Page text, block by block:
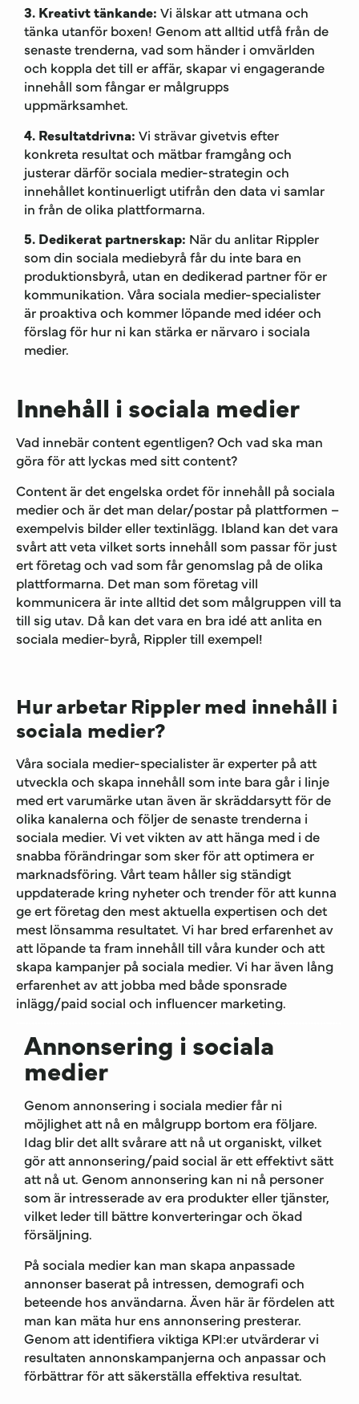
3. Kreativt tänkande: Vi älskar att utmana och
tänka utanför boxen! Genom att alltid utfå från de
senaste trenderna, vad som händer i omvärlden
och koppla det till er affär, skapar vi engagerande
innehåll som fångar er målgrupps
uppmärksamhet.
4. Resultatdrivna: Vi strävar givetvis efter
konkreta resultat och mätbar framgång och
justerar därför sociala medier-strategin och
innehållet kontinuerligt utifrån den data vi samlar
in från de olika plattformarna.
5. Dedikerat partnerskap: När du anlitar Rippler
som din sociala mediebyrå får du inte bara en
produktionsbyrå, utan en dedikerad partner för er
kommunikation. Våra sociala medier-specialister
är proaktiva och kommer löpande med idéer och
förslag för hur ni kan stärka er närvaro i sociala
medier.
Innehåll i sociala medier
Vad innebär content egentligen? Och vad ska man
göra för att lyckas med sitt content?
Content är det engelska ordet för innehåll på sociala
medier och är det man delar/postar på plattformen –
exempelvis bilder eller textinlägg. Ibland kan det vara
svårt att veta vilket sorts innehåll som passar för just
ert företag och vad som får genomslag på de olika
plattformarna. Det man som företag vill
kommunicera är inte alltid det som målgruppen vill ta
till sig utav. Då kan det vara en bra idé att anlita en
sociala medier-byrå, Rippler till exempel!
Hur arbetar Rippler med innehåll i
sociala medier?
Våra sociala medier-specialister är experter på att
utveckla och skapa innehåll som inte bara går i linje
med ert varumärke utan även är skräddarsytt för de
olika kanalerna och följer de senaste trenderna i
sociala medier. Vi vet vikten av att hänga med i de
snabba förändringar som sker för att optimera er
marknadsföring. Vårt team håller sig ständigt
uppdaterade kring nyheter och trender för att kunna
ge ert företag den mest aktuella expertisen och det
mest lönsamma resultatet. Vi har bred erfarenhet av
att löpande ta fram innehåll till våra kunder och att
skapa kampanjer på sociala medier. Vi har även lång
erfarenhet av att jobba med både sponsrade
inlägg/paid social och influencer marketing.
Annonsering i sociala
medier
Genom annonsering i sociala medier får ni
möjlighet att nå en målgrupp bortom era följare.
Idag blir det allt svårare att nå ut organiskt, vilket
gör att annonsering/paid social är ett effektivt sätt
att nå ut. Genom annonsering kan ni nå personer
som är intresserade av era produkter eller tjänster,
vilket leder till bättre konverteringar och ökad
försäljning.
På sociala medier kan man skapa anpassade
annonser baserat på intressen, demografi och
beteende hos användarna. Även här är fördelen att
man kan mäta hur ens annonsering presterar.
Genom att identifiera viktiga KPI:er utvärderar vi
resultaten annonskampanjerna och anpassar och
förbättrar för att säkerställa effektiva resultat.